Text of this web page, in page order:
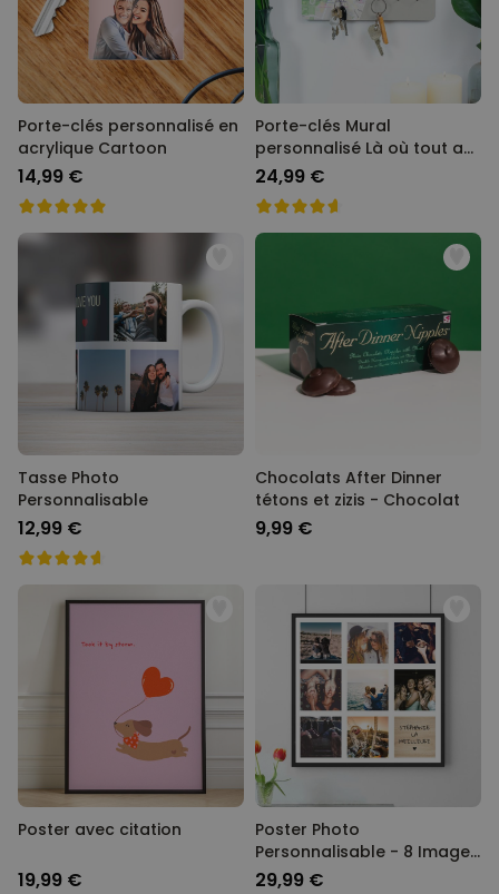
Porte-clés personnalisé en
acrylique Cartoon
14,99 €
Porte-clés Mural
personnalisé Là où tout a
commencé
24,99 €
Tasse Photo
Personnalisable
12,99 €
Chocolats After Dinner
tétons et zizis - Chocolat
9,99 €
Poster avec citation
19,99 €
Poster Photo
Personnalisable - 8 Images
+ Texte
29,99 €